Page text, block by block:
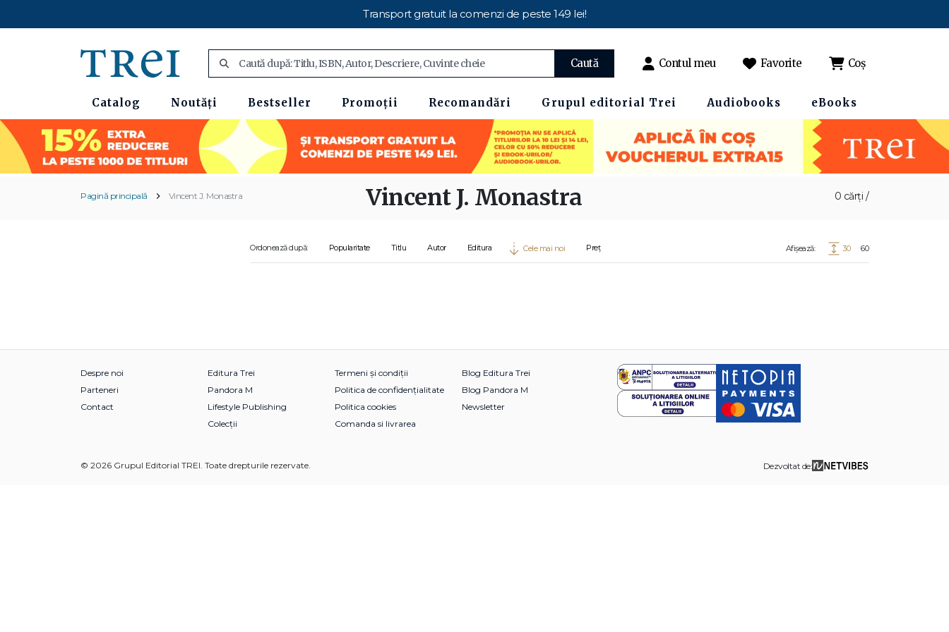
Transport gratuit la comenzi de peste 149 lei!
Caută Contul meu Favorite Coș
Catalog Noutăți Bestseller Promoții Recomandări Grupul editorial Trei Audiobooks eBooks
Pagină principală Vincent J. Monastra 0 cărți /
Vincent J. Monastra
Ordonează după: Popularitate Titlu Autor Editura Cele mai noi Preț Afișează: 30 60
Despre noi
Parteneri
Contact
Editura Trei
Pandora M
Lifestyle Publishing
Colecții
Termeni și condiții
Politica de confidențialitate
Politica cookies
Comanda si livrarea
Blog Editura Trei
Blog Pandora M
Newsletter
© 2026 Grupul Editorial TREI. Toate drepturile rezervate. Dezvoltat de: